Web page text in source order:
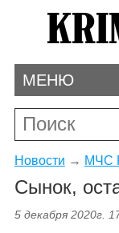
МЕНЮ
Новости → МЧС
Сынок,
5 декабря 2020г.